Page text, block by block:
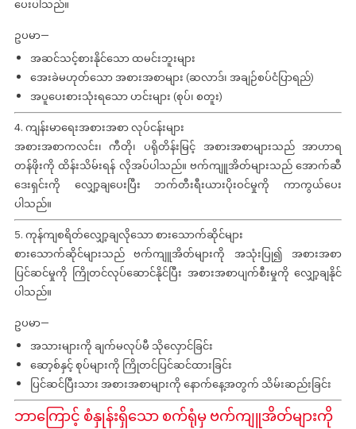
ပေးပါသည်။
ဥပမာ—
အဆင်သင့်စားနိုင်သော ထမင်းဘူးများ
အေးခဲမဟုတ်သော အစားအစာများ (ဆလာဒ်၊ အချဉ်စပ်ငံပြာရည်)
အပူပေးစားသုံးရသော ဟင်းများ (စုပ်၊ စတူး)
4. ကျန်းမာရေးအစားအစာ လုပ်ငန်းများ
အစားအစာကလင်း၊ ကီတို၊ ပရိုတိန်းမြင့် အစားအစာများသည် အာဟာရ
တန်ဖိုးကို ထိန်းသိမ်းရန် လိုအပ်ပါသည်။ ဗက်ကျူအိတ်များသည် အောက်ဆီ
ဒေးရှင်းကို လျှော့ချပေးပြီး ဘက်တီးရီးယားပိုးဝင်မှုကို ကာကွယ်ပေး
ပါသည်။
5. ကုန်ကျစရိတ်လျှော့ချလိုသော စားသောက်ဆိုင်များ
စားသောက်ဆိုင်များသည် ဗက်ကျူအိတ်များကို အသုံးပြု၍ အစားအစာ
ပြင်ဆင်မှုကို ကြိုတင်လုပ်ဆောင်နိုင်ပြီး အစားအစာပျက်စီးမှုကို လျှော့ချနိုင်
ပါသည်။
ဥပမာ—
အသားများကို ချက်မလုပ်မီ သိုလှောင်ခြင်း
ဆော့စ်နှင့် စုပ်များကို ကြိုတင်ပြင်ဆင်ထားခြင်း
ပြင်ဆင်ပြီးသား အစားအစာများကို နောက်နေ့အတွက် သိမ်းဆည်းခြင်း
ဘာကြောင့် စံနှုန်းရှိသော စက်ရုံမှ ဗက်ကျူအိတ်များကို